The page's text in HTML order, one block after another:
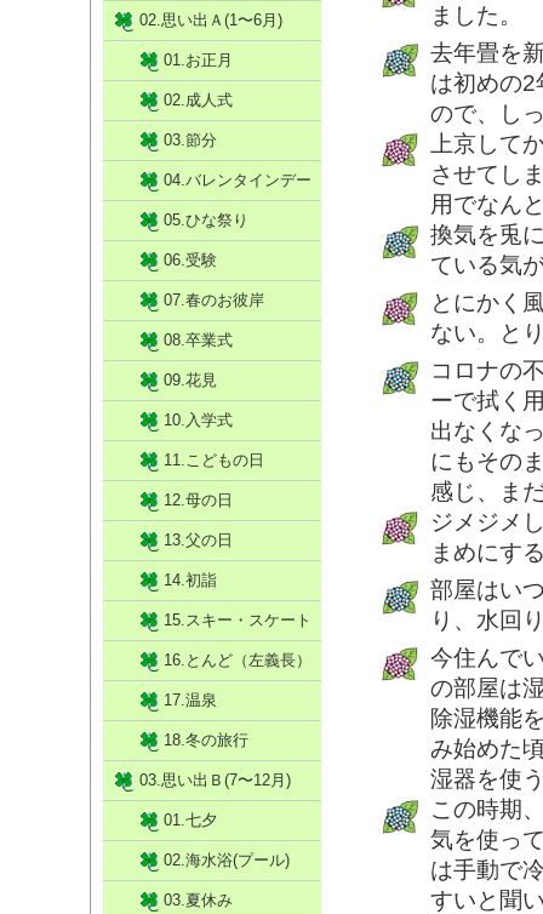
ました。
去年畳を
は初めの2
ので、し
上京して
させてし
用でなん
換気を兎
ている気
とにかく
ない。と
コロナの
ーで拭く
出なくな
にもその
感じ、ま
ジメジメ
まめにす
部屋はい
り、水回
今住んで
の部屋は
除湿機能
み始めた
湿器を使
この時期
気を使っ
は手動で
すいと聞
02.思い出Ａ(1〜6月)
01.お正月
02.成人式
03.節分
04.バレンタインデー
05.ひな祭り
06.受験
07.春のお彼岸
08.卒業式
09.花見
10.入学式
11.こどもの日
12.母の日
13.父の日
14.初詣
15.スキー・スケート
16.とんど（左義長）
17.温泉
18.冬の旅行
03.思い出Ｂ(7〜12月)
01.七夕
02.海水浴(プール)
03.夏休み